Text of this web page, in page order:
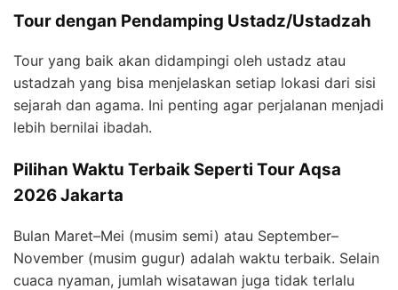
Tour dengan Pendamping Ustadz/Ustadzah
Tour yang baik akan didampingi oleh ustadz atau
ustadzah yang bisa menjelaskan setiap lokasi dari sisi
sejarah dan agama. Ini penting agar perjalanan menjadi
lebih bernilai ibadah.
Pilihan Waktu Terbaik Seperti Tour Aqsa
2026 Jakarta
Bulan Maret–Mei (musim semi) atau September–
November (musim gugur) adalah waktu terbaik. Selain
cuaca nyaman, jumlah wisatawan juga tidak terlalu